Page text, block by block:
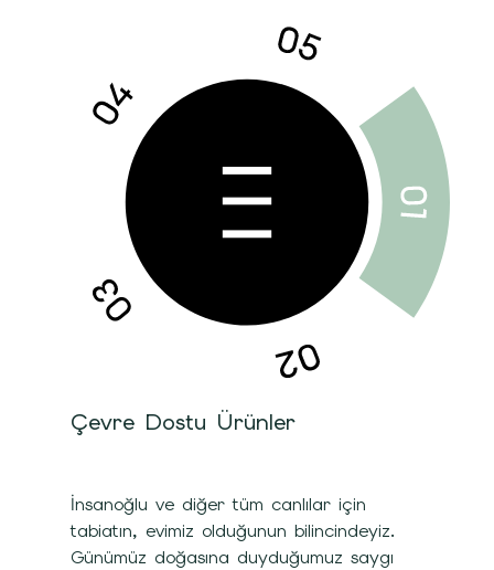
Çevre Dostu Ürünler
İnsanoğlu ve diğer tüm canlılar için
tabiatın, evimiz olduğunun bilincindeyiz.
Günümüz doğasına duyduğumuz saygı